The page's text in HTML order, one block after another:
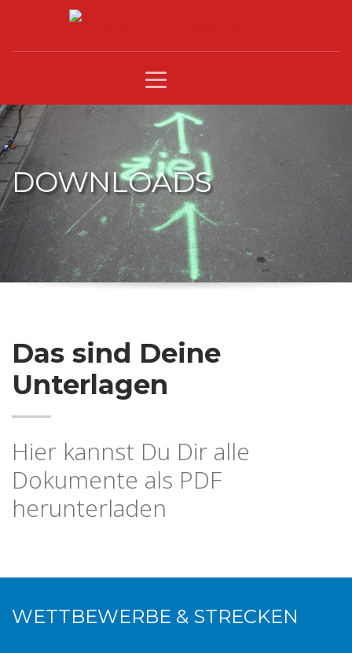
DOWNLOADS
Das sind Deine
Unterlagen
Hier kannst Du Dir alle
Dokumente als PDF
herunterladen
WETTBEWERBE & STRECKEN